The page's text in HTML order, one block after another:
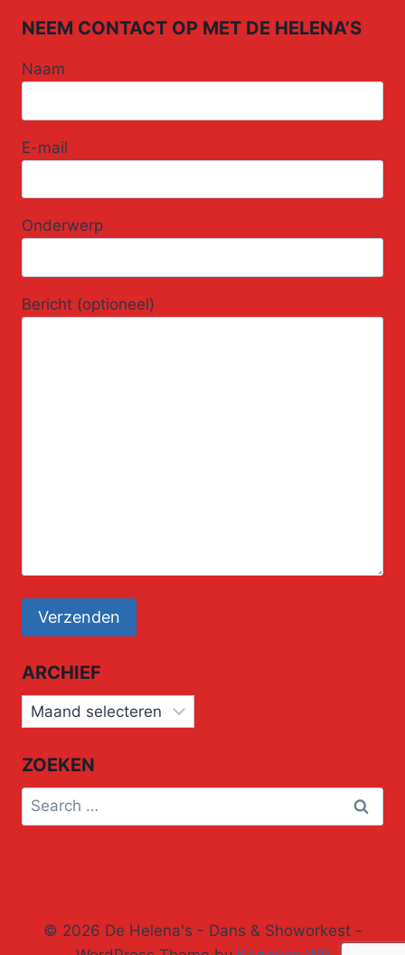
NEEM CONTACT OP MET DE HELENA’S
Naam
E-mail
Onderwerp
Bericht (optioneel)
ARCHIEF
Archief
ZOEKEN
Search
for:
© 2026 De Helena's - Dans & Showorkest -